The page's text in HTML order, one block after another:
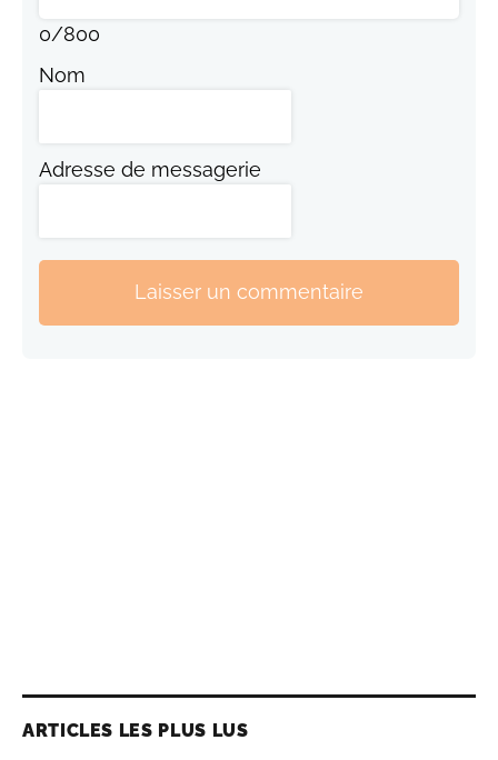
0/800
Nom
Adresse de messagerie
Laisser un commentaire
ARTICLES LES PLUS LUS